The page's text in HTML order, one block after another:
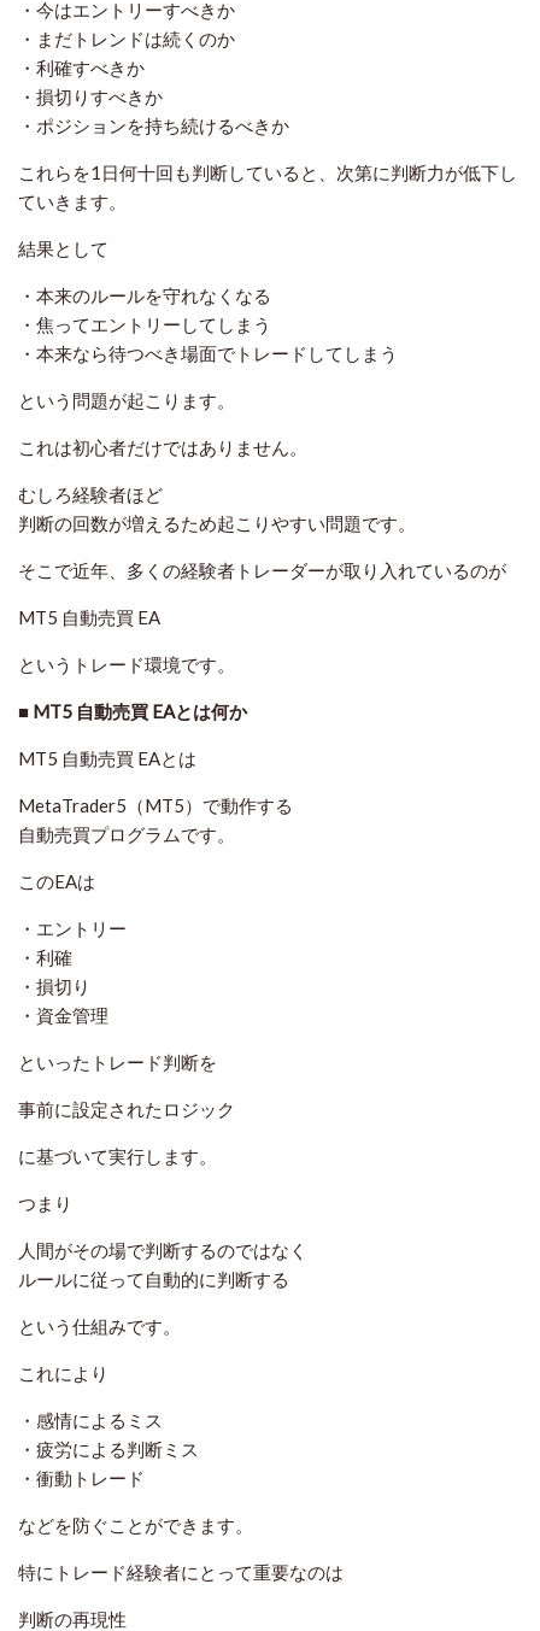
・今はエントリーすべきか
・まだトレンドは続くのか
・利確すべきか
・損切りすべきか
・ポジションを持ち続けるべきか
これらを1日何十回も判断していると、次第に判断力が低下し
ていきます。
結果として
・本来のルールを守れなくなる
・焦ってエントリーしてしまう
・本来なら待つべき場面でトレードしてしまう
という問題が起こります。
これは初心者だけではありません。
むしろ経験者ほど
判断の回数が増えるため起こりやすい問題です。
そこで近年、多くの経験者トレーダーが取り入れているのが
MT5 自動売買 EA
というトレード環境です。
■ MT5 自動売買 EAとは何か
MT5 自動売買 EAとは
MetaTrader5（MT5）で動作する
自動売買プログラムです。
このEAは
・エントリー
・利確
・損切り
・資金管理
といったトレード判断を
事前に設定されたロジック
に基づいて実行します。
つまり
人間がその場で判断するのではなく
ルールに従って自動的に判断する
という仕組みです。
これにより
・感情によるミス
・疲労による判断ミス
・衝動トレード
などを防ぐことができます。
特にトレード経験者にとって重要なのは
判断の再現性